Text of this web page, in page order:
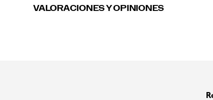
VALORACIONES Y OPINIONES